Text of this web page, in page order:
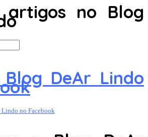
artigos no Blog
DeAr Lindo
no Facebook